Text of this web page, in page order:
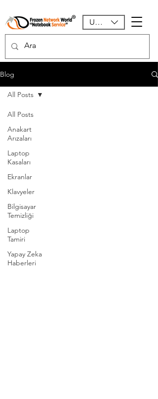
USD ($)
Blog
All Posts
Anakart
Arızaları
Laptop
Kasaları
Ekranlar
Klavyeler
Bilgisayar
Temizliği
Laptop
Tamiri
Yapay Zeka
Haberleri
All Posts